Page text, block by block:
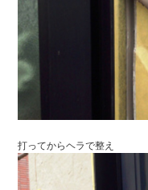
打ってからヘラで整え